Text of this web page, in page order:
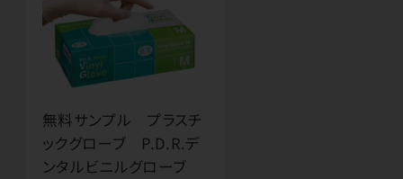
無料サンプル プラスチ
ックグローブ P.D.R.デ
ンタルビニルグローブ